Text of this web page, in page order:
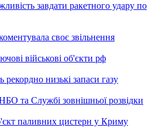
завдати ракетного удару по
своє звільнення
військові об'єкти рф
низькі запаси газу
та Службі зовнішньої розвідки
паливних цистерн у Криму